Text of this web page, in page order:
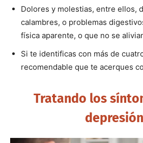
Dolores y molestias, entre ellos,
calambres, o problemas
física aparente, o que no se
Si te identificas con más de
recomendable que te acerques
Tratando los
depresión